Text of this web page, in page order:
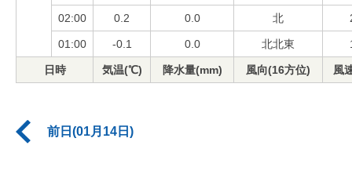
02:00 0.2 0.0 北
01:00 -0.1 0.0 北北東
日時 気温(℃) 降水量(mm) 風向(16方位) 風
前日(01月14日)